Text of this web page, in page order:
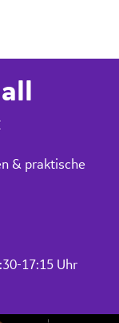
& praktische
17:15 Uhr